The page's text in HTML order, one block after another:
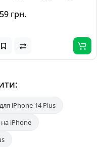
Чорний
грн.
iPhone 14 Plus
iPhone